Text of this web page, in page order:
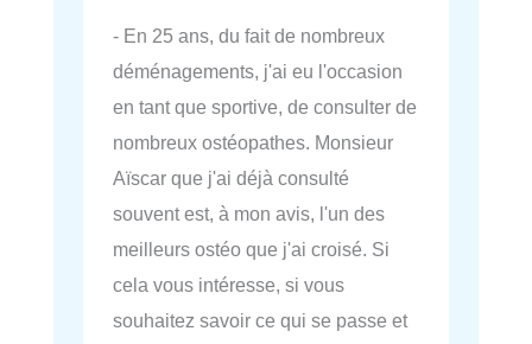
- En 25 ans, du fait de nombreux
déménagements, j'ai eu l'occasion
en tant que sportive, de consulter de
nombreux ostéopathes. Monsieur
Aïscar que j'ai déjà consulté
souvent est, à mon avis, l'un des
meilleurs ostéo que j'ai croisé. Si
cela vous intéresse, si vous
souhaitez savoir ce qui se passe et